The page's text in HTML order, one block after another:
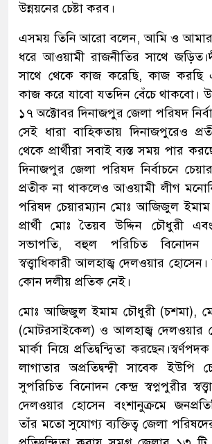
উন্নয়নের চেষ্টা করব।
এসময় তিনি আরো বলেন, আমি ও আমার
ধরে আওয়ামী রাজনীতির সাথে
সাথে থেকে কাজ করেছি, কাজ করছি
কাজ করে যাবো যতদিন বেঁচে থাকবো।
১৭ অক্টোবর দিনাজপুর জেলা পরিষদ
সেই ধারা বাহিকতায় দিনাজপুরেও
থেকে প্রার্থীরা সবাই ব্যস্ত সময় পার
দিনাজপুর জেলা পরিষদ নির্বাচনে
প্রতীক না থাকলেও আওয়ামী লীগ
পরিষদ চেয়ারম্যান মোঃ আজিজুল ইমাম
প্রার্থী মোঃ তৈয়ব উদ্দিন চৌধুরী
সভাপতি, বহুল পরিচিত বিনোদন
স্বত্ত্বাধিকারী আলহাজ্ব দেলওয়ার হোসেন।
কোন দলীয় প্রতিক নেই।
মোঃ আজিজুল ইমাম চৌধুরী (চশমা),
(মোটরসাইকেল) ও আলহাজ্ব দেলওয়ার
মার্কা নিয়ে প্রতিদ্বন্দ্বিতা
লাগাতার অপ্রতিদ্বন্দ্বী সাবেক ইউপি
সুপরিচিত বিনোদন কেন্দ্র স্বপ্নপুরীর
দেলওয়ার হোসেন বংশানুক্রমে
তাঁর মতো সুযোগ্য ব্যক্তিত্ব জেলা